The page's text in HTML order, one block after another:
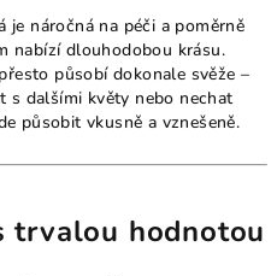
je náročná na péči a poměrně
nabízí dlouhodobou krásu.
působí dokonale svěže –
s dalšími květy nebo nechat
působit vkusně a vznešeně.
trvalou hodnotou